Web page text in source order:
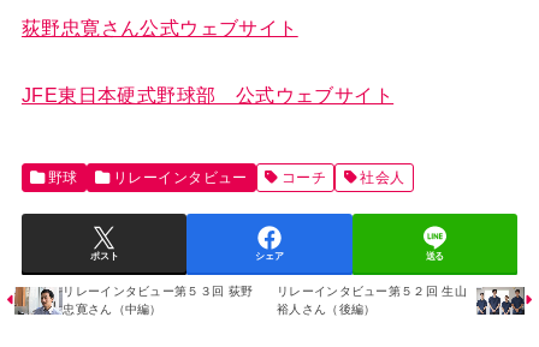
荻野忠寛さん公式ウェブサイト
JFE東日本硬式野球部 公式ウェブサイト
野球 リレーインタビュー コーチ 社会人
ポスト シェア 送る
リレーインタビュー第５３回 荻野
忠寛さん（中編）
リレーインタビュー第５２回 生山
裕人さん（後編）